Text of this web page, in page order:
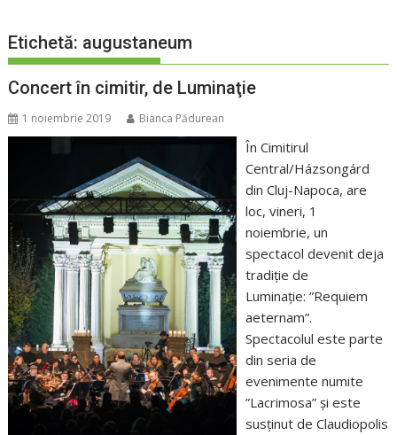
Etichetă: augustaneum
Concert în cimitir, de Luminaţie
1 noiembrie 2019 Bianca Pădurean
În Cimitirul
Central/Házsongárd
din Cluj-Napoca, are
loc, vineri, 1
noiembrie, un
spectacol devenit deja
tradiţie de
Luminaţie: ”Requiem
aeternam”.
Spectacolul este parte
din seria de
evenimente numite
”Lacrimosa” şi este
susţinut de Claudiopolis